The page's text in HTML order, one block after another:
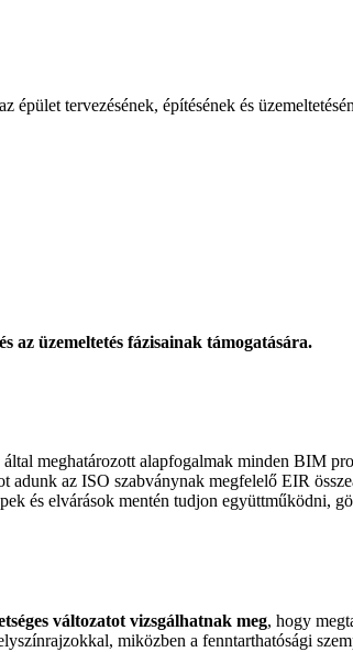
tervezésének, építésének és
az üzemeltetés fázisainak támogatására.
által meghatározott alapfogalmak minden BIM
az ISO szabványnak megfelelő EIR
és elvárások mentén tudjon együttműködni,
változatot vizsgálhatnak meg, hogy
miközben a fenntarthatósági